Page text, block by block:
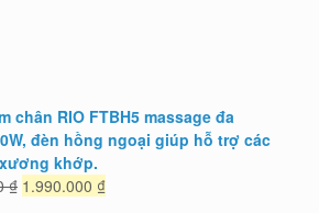
chân RIO FTBH5 massage đa
đèn hồng ngoại giúp hỗ trợ các
khớp.
₫ Giá
1.990.000 ₫Giá